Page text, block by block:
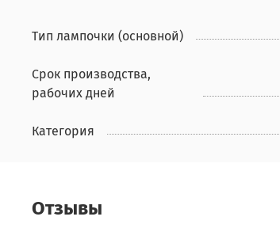
Тип лампочки (основной)
Срок производства,
рабочих дней
Категория
Отзывы